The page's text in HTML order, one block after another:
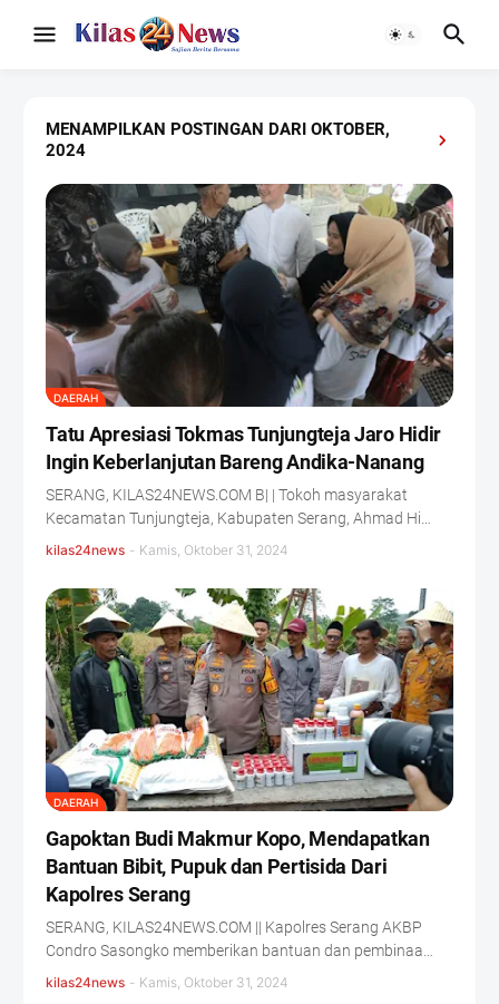
MENAMPILKAN POSTINGAN DARI OKTOBER,
2024
DAERAH
Tatu Apresiasi Tokmas Tunjungteja Jaro Hidir
Ingin Keberlanjutan Bareng Andika-Nanang
SERANG, KILAS24NEWS.COM B| | Tokoh masyarakat
Kecamatan Tunjungteja, Kabupaten Serang, Ahmad Hi…
kilas24news - Kamis, Oktober 31, 2024
DAERAH
Gapoktan Budi Makmur Kopo, Mendapatkan
Bantuan Bibit, Pupuk dan Pertisida Dari
Kapolres Serang
SERANG, KILAS24NEWS.COM || Kapolres Serang AKBP
Condro Sasongko memberikan bantuan dan pembinaa…
kilas24news - Kamis, Oktober 31, 2024